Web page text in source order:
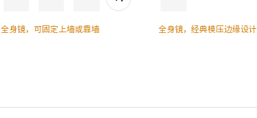
全身镜，可固定上墙或靠墙 全身镜，经典模压边缘设计